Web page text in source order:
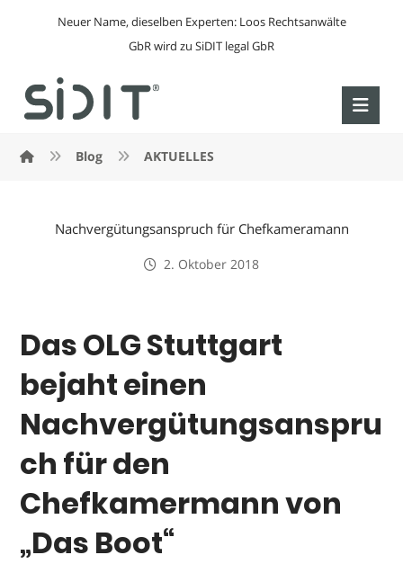
Neuer Name, dieselben Experten: Loos Rechtsanwälte
GbR wird zu SiDIT legal GbR
Blog AKTUELLES
Nachvergütungsanspruch für Chefkameramann
2. Oktober 2018
Das OLG Stuttgart
bejaht einen
Nachvergütungsanspru
ch für den
Chefkamermann von
„Das Boot“